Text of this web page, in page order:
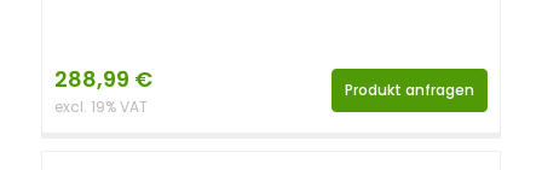
288,99 €
excl. 19% VAT
Produkt anfragen